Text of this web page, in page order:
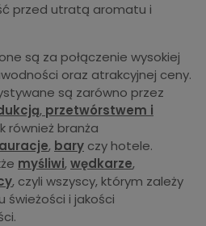
przed utratą aromatu i
są za połączenie wysokiej
oraz atrakcyjnej ceny.
są zarówno przez
, przetwórstwem i
również branża
, bary czy hotele.
myśliwi,wędkarze,
, czyli wszyscy, którym zależy
świeżości i jakości